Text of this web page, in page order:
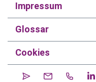
Impressum
Glossar
Cookies